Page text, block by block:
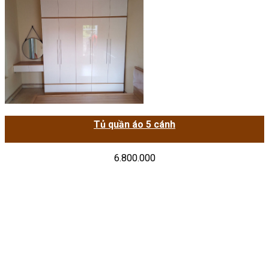
Tủ quần áo 5 cánh
6.800.000